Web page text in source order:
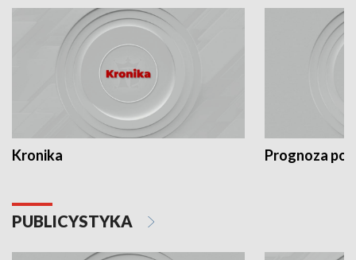
Kronika Prognoza
PUBLICYSTYKA